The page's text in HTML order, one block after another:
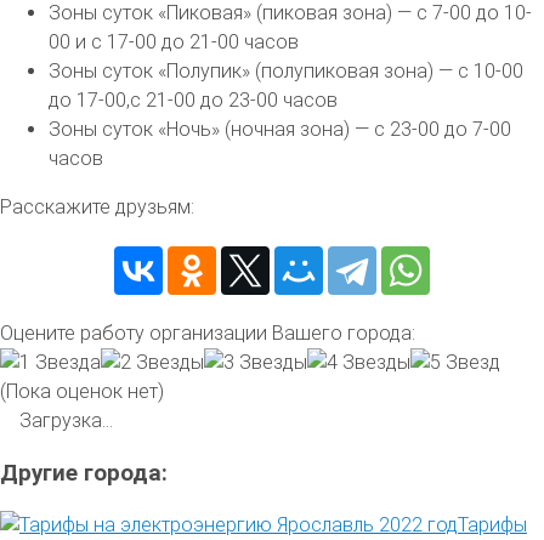
Зоны суток «Пиковая» (пиковая зона) — с 7-00 до 10-
00 и с 17-00 до 21-00 часов
Зоны суток «Полупик» (полупиковая зона) — с 10-00
до 17-00,с 21-00 до 23-00 часов
Зоны суток «Ночь» (ночная зона) — с 23-00 до 7-00
часов
Расскажите друзьям:
Оцените работу организации Вашего города:
(Пока оценок нет)
Загрузка...
Другие города:
Тарифы